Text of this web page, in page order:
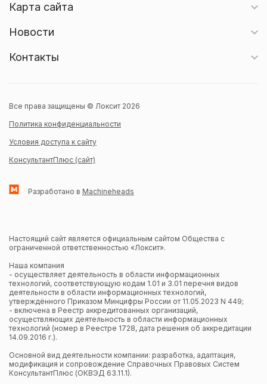
Карта сайта
Новости
Контакты
Все права защищены © Локсит 2026
Политика конфиденциальности
Условия доступа к сайту
КонсультантПлюс (сайт)
Разработано в Machineheads
Настоящий сайт является официальным сайтом Общества с
ограниченной ответственностью «Локсит».
Наша компания
- осуществляет деятельность в области информационных
технологий, соответствующую кодам 1.01 и 3.01 перечня видов
деятельности в области информационных технологий,
утверждённого Приказом Минцифры России от 11.05.2023 N 449;
- включена в Реестр аккредитованных организаций,
осуществляющих деятельность в области информационных
технологий (номер в Реестре 1728, дата решения об аккредитации
14.09.2016 г.).
Основной вид деятельности компании: разработка, адаптация,
модификация и сопровождение Справочных Правовых Систем
КонсультантПлюс (ОКВЭД 63.11.1).